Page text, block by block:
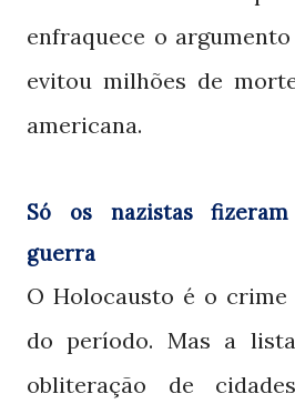
enfraquece o
evitou milhões de
americana.
Só os nazistas
guerra
O Holocausto é o
do período. Mas a
obliteração de